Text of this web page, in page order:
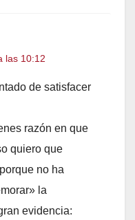
las 10:12
de satisfacer
razón en que
quiero que
no ha
la
evidencia: